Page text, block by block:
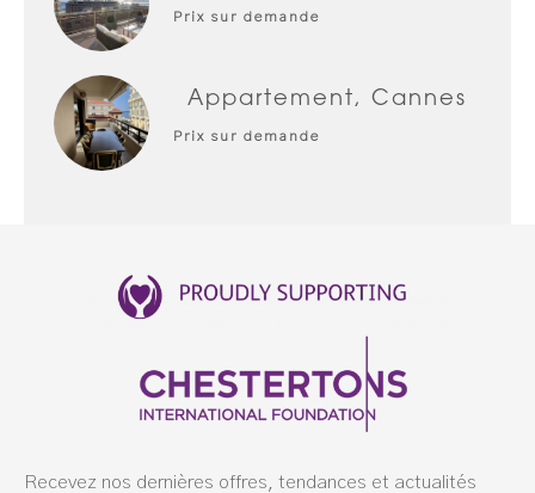
Prix sur demande
Appartement, Cannes
Prix sur demande
Recevez nos dernières offres, tendances et actualités